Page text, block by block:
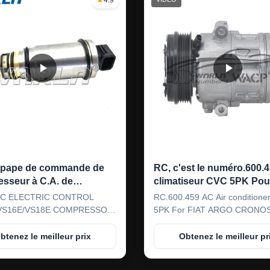
de commande de
à C.A. de
sonate de Hyundai,
de voiture partie
ELECTRIC CONTROL
VS18E COMPRESSOR
Hyundai sonata Genesis
Cadenza Forte Soul Sore
: Model Number WXV0068
for Hyundai sonata
le meilleur prix
RC, c'est le
climatiseur CVC 5PK
moteur FIAT ARGO
FIREFLE 1.0 E 1.3 2017
2018 12 V WXFT045
RC.600.459 AC Air
5PK For FIAT ARGO
MOTOR FIREFLE 1.0 E 1.3
ARGO CRONOS MOTOR E-
1.8 2018 12 VOLTS WXFT045​
Parameter : Model Number
Obtenez le meilleur